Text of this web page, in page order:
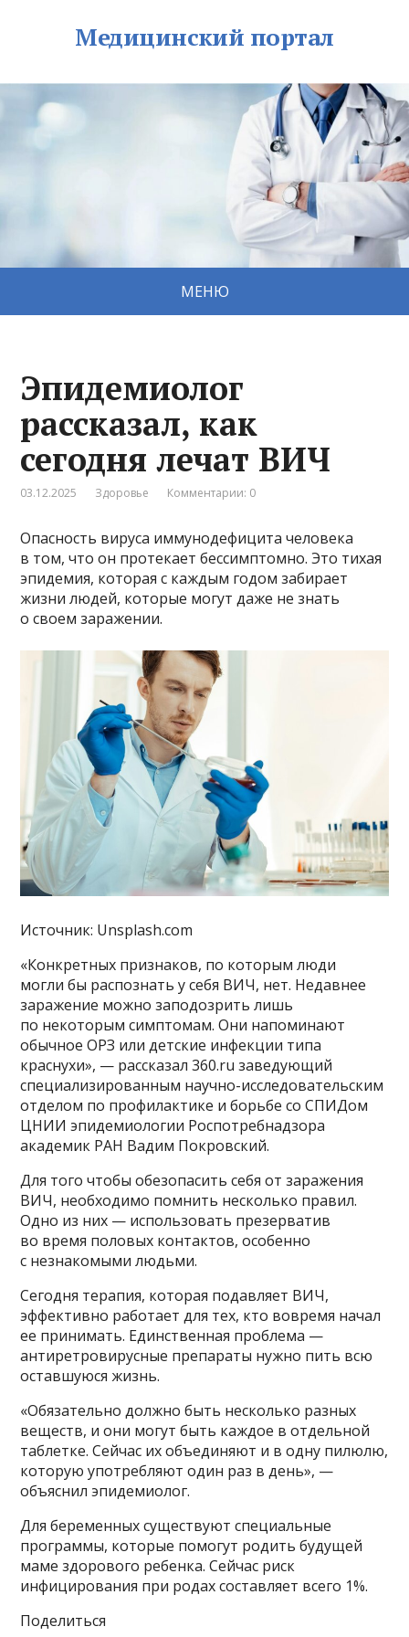
Медицинский портал
МЕНЮ
Эпидемиолог
рассказал, как
сегодня лечат ВИЧ
03.12.2025 Здоровье Комментарии: 0
Опасность вируса иммунодефицита человека
в том, что он протекает бессимптомно. Это тихая
эпидемия, которая с каждым годом забирает
жизни людей, которые могут даже не знать
о своем заражении.
Источник: Unsplash.com
«Конкретных признаков, по которым люди
могли бы распознать у себя ВИЧ, нет. Недавнее
заражение можно заподозрить лишь
по некоторым симптомам. Они напоминают
обычное ОРЗ или детские инфекции типа
краснухи», — рассказал 360.ru заведующий
специализированным научно-исследовательским
отделом по профилактике и борьбе со СПИДом
ЦНИИ эпидемиологии Роспотребнадзора
академик РАН Вадим Покровский.
Для того чтобы обезопасить себя от заражения
ВИЧ, необходимо помнить несколько правил.
Одно из них — использовать презерватив
во время половых контактов, особенно
с незнакомыми людьми.
Сегодня терапия, которая подавляет ВИЧ,
эффективно работает для тех, кто вовремя начал
ее принимать. Единственная проблема —
антиретровирусные препараты нужно пить всю
оставшуюся жизнь.
«Обязательно должно быть несколько разных
веществ, и они могут быть каждое в отдельной
таблетке. Сейчас их объединяют и в одну пилюлю,
которую употребляют один раз в день», —
объяснил эпидемиолог.
Для беременных существуют специальные
программы, которые помогут родить будущей
маме здорового ребенка. Сейчас риск
инфицирования при родах составляет всего 1%.
Поделиться